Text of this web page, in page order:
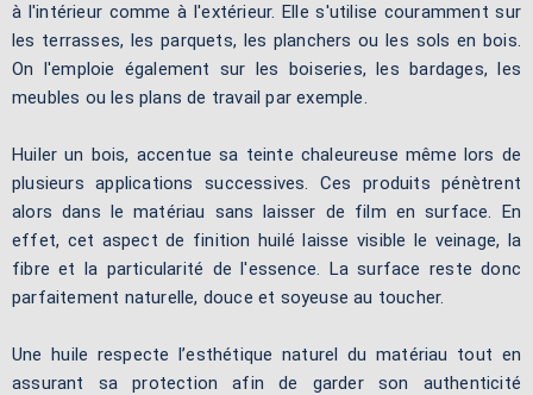
à l'intérieur comme à l'extérieur. Elle s'utilise couramment sur
les terrasses, les parquets, les planchers ou les sols en bois.
On l'emploie également sur les boiseries, les bardages, les
meubles ou les plans de travail par exemple.
Huiler un bois, accentue sa teinte chaleureuse même lors de
plusieurs applications successives. Ces produits pénètrent
alors dans le matériau sans laisser de film en surface. En
effet, cet aspect de finition huilé laisse visible le veinage, la
fibre et la particularité de l'essence. La surface reste donc
parfaitement naturelle, douce et soyeuse au toucher.
Une huile respecte l’esthétique naturel du matériau tout en
assurant sa protection afin de garder son authenticité